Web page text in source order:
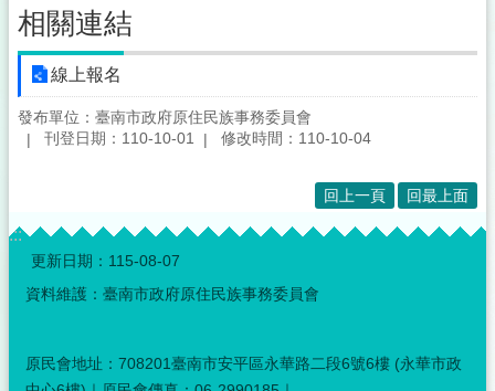
相關連結
線上報名
發布單位：臺南市政府原住民族事務委員會
刊登日期：110-10-01
修改時間：110-10-04
回上一頁 回最上面
:::
更新日期： 115-08-07
資料維護：臺南市政府原住民族事務委員會
原民會地址：708201臺南市安平區永華路二段6號6樓 (永華市政